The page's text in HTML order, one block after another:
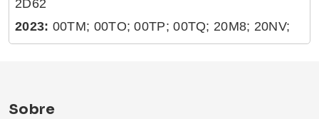
2D62
2023: 00TM; 00TO; 00TP; 00TQ; 20M8; 20NV;
20UQ; 216F; 2D62
Sobre